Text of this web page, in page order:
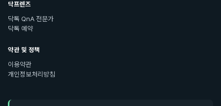
닥프렌즈
닥톡 QnA 전문가
닥톡 예약
약관 및 정책
이용약관
개인정보처리방침